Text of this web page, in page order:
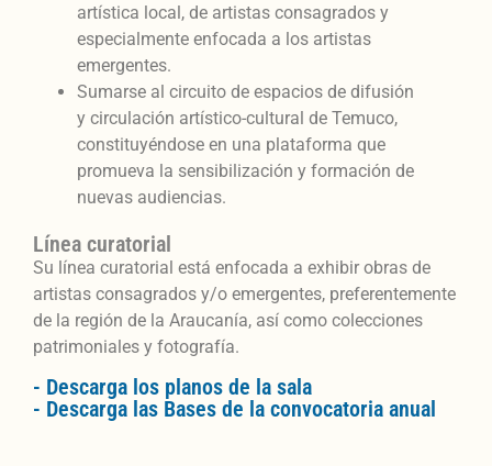
artística local, de artistas consagrados y
especialmente enfocada a los artistas
emergentes.
Sumarse al circuito de espacios de difusión
y circulación artístico-cultural de Temuco,
constituyéndose en una plataforma que
promueva la sensibilización y formación de
nuevas audiencias.
Línea curatorial
Su línea curatorial está enfocada a exhibir obras de
artistas consagrados y/o emergentes, preferentemente
de la región de la Araucanía, así como colecciones
patrimoniales y fotografía.
- Descarga los planos de la sala
- Descarga las Bases de la convocatoria anual